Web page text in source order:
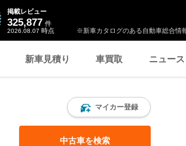
※新車カタログのある自動車総合情
掲載レビュー
325,877 件
2026.08.07 時点
新車見積り 車買取 ニュース
マイカー登録
中古車を検索